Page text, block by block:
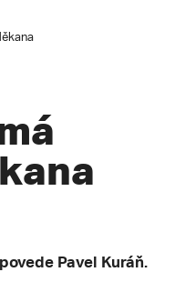
Pavel Kuráň.